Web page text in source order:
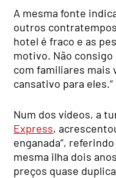
A mesma fonte
outros
hotel é fraco e as
motivo. Não
com familiares mais
cansativo para eles.”
Num dos vídeos, a
Express,
enganada”,
mesma ilha dois
preços quase